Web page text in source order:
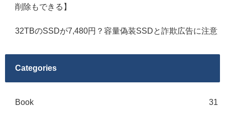
削除もできる】
32TBのSSDが7,480円？容量偽装SSDと詐欺広告に注意
Categories
Book 31